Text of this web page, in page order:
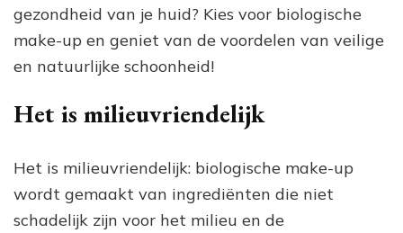
gezondheid van je huid? Kies voor biologische
make-up en geniet van de voordelen van veilige
en natuurlijke schoonheid!
Het is milieuvriendelijk
Het is milieuvriendelijk: biologische make-up
wordt gemaakt van ingrediënten die niet
schadelijk zijn voor het milieu en de